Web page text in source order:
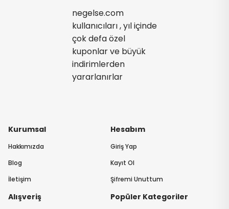
Kurumsal
Hakkımızda
Blog
İletişim
Hesabım
Giriş Yap
Kayıt Ol
Şifremi Unuttum
Alışveriş Popüler Kategoriler
negelse.com
kullanıcıları , yıl içinde
çok defa özel
kuponlar ve büyük
indirimlerden
yararlanırlar